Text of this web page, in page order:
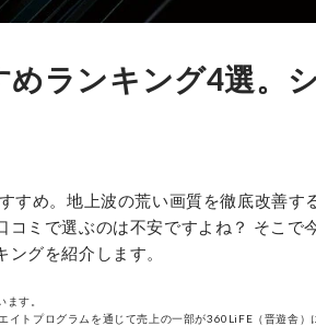
ランキング4選。
すめ。地上波の荒い画質を徹底改善
ミで選ぶのは不安ですよね？ そこ
グを紹介します。
す。
トプログラムを通じて売上の一部が360LiFE（晋遊舎）